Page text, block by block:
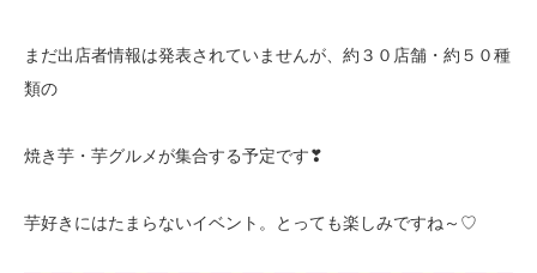
まだ出店者情報は発表されていませんが、約３０店舗・約５０種
類の
焼き芋・芋グルメが集合する予定です❣
芋好きにはたまらないイベント。とっても楽しみですね～♡